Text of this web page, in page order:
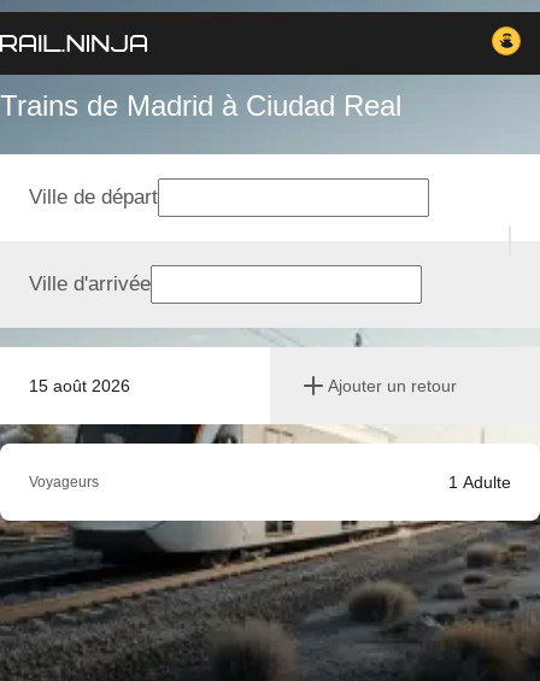
Trains de Madrid à Ciudad Real
15 août 2026 Ajouter un retour
Ville de départ
Ville d'arrivée
Voyageurs 1 Adulte